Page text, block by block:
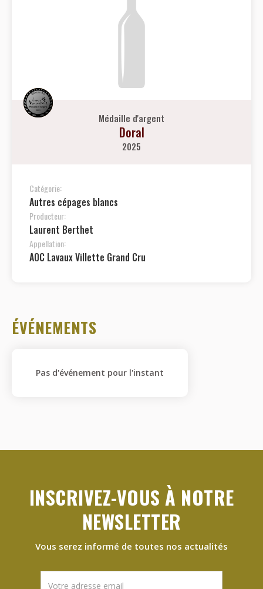
Médaille d'argent
Doral
2025
Catégorie:
Autres cépages blancs
Producteur:
Laurent Berthet
Appellation:
AOC Lavaux Villette Grand Cru
ÉVÉNEMENTS
Pas d'événement pour l'instant
INSCRIVEZ-VOUS À NOTRE
NEWSLETTER
Vous serez informé de toutes nos actualités